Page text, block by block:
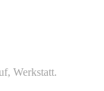
Werkstatt.